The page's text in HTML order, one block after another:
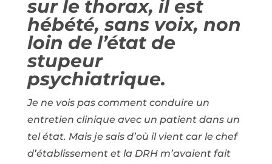
sur le thorax, il est
hébété, sans voix, non
loin de l’état de
stupeur
psychiatrique.
Je ne vois pas comment conduire un
entretien clinique avec un patient dans un
tel état. Mais je sais d’où il vient car le chef
d’établissement et la DRH m’avaient fait